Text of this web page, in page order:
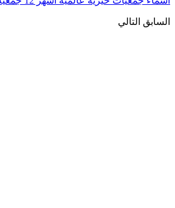
السابق التالي